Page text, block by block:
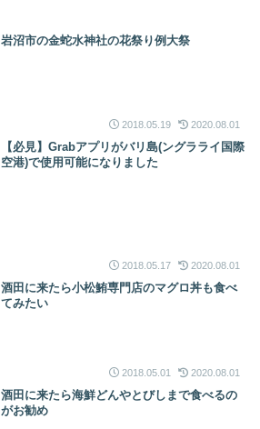
岩沼市の金蛇水神社の花祭り例大祭
2018.05.19 2020.08.01
【必見】Grabアプリがバリ島(ングラライ国際
空港)で使用可能になりました
2018.05.17 2020.08.01
酒田に来たら小松鮪専門店のマグロ丼も食べ
てみたい
2018.05.01 2020.08.01
酒田に来たら海鮮どんやとびしまで食べるの
がお勧め